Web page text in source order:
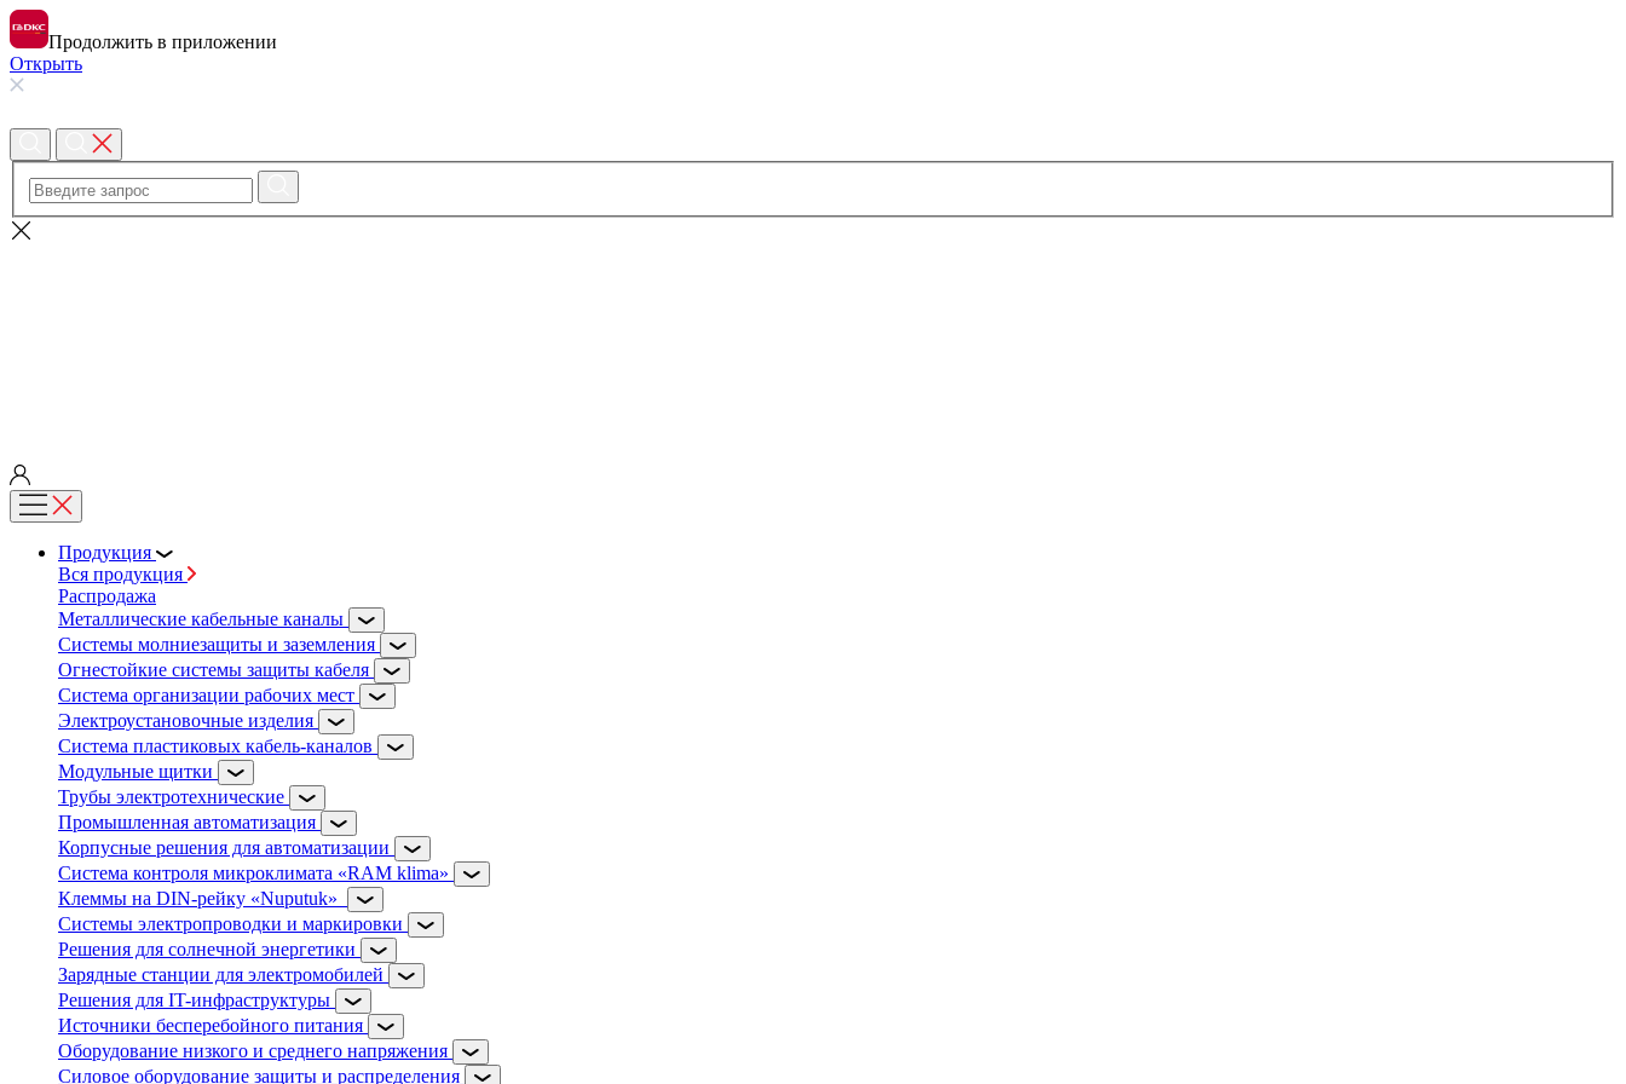
Продолжить в приложении
Открыть
Продукция
Вся продукция
Распродажа
Металлические кабельные каналы
Системы молниезащиты и заземления
Огнестойкие системы защиты кабеля
Система организации рабочих мест
Электроустановочные изделия
Система пластиковых кабель-каналов
Модульные щитки
Трубы электротехнические
Промышленная автоматизация
Корпусные решения для автоматизации
Система контроля микроклимата «RAM klima»
Клеммы на DIN-рейку «Nuputuk»
Системы электропроводки и маркировки
Решения для солнечной энергетики
Зарядные станции для электромобилей
Решения для IT-инфраструктуры
Источники бесперебойного питания
Оборудование низкого и среднего напряжения
Силовое оборудование защиты и распределения